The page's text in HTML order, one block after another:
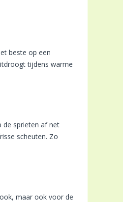
beste op een
tijdens warme
de sprieten af net
scheuten. Zo
maar ook voor de